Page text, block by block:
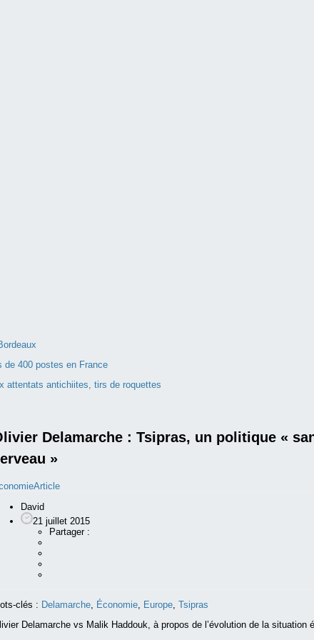
de 400 postes en France
attentats antichiites, tirs de roquettes
Delamarche : Tsipras, un politique «
»
Article
David
21 juillet 2015
Partager :
clés : Delamarche, Économie, Europe, Tsipras
Delamarche vs Malik Haddouk, à propos de l’évolution de la situation